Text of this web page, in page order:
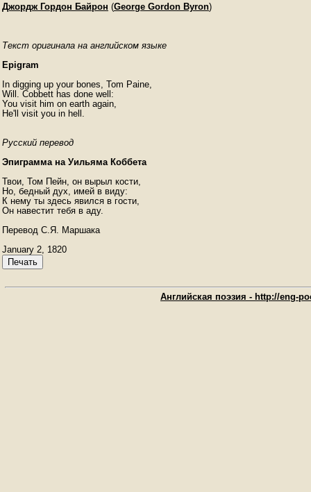
Джордж Гордон Байрон (George Gordon Byron)
Текст оригинала на английском языке
Epigram
In digging up your bones, Tom Paine,
Will. Cobbett has done well:
You visit him on earth again,
He'll visit you in hell.
Русский перевод
Эпиграмма на Уильяма Коббета
Твои, Том Пейн, он вырыл кости,
Но, бедный дух, имей в виду:
К нему ты здесь явился в гости,
Он навестит тебя в аду.
Перевод С.Я. Маршака
January 2, 1820
Печать
Английская поэзия - http://eng-